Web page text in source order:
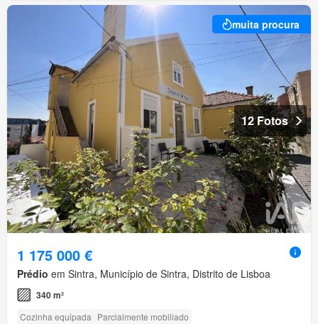
muita procura
12 Fotos
1 175 000 €
Prédio em Sintra, Município de Sintra, Distrito de Lisboa
340 m²
Cozinha equipada Parcialmente mobiliado